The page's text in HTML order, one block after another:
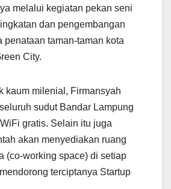
melalui kegiatan pekan seni
dan pengembangan
penataan taman-taman kota
City.
kaum milenial, Firmansyah
sudut Bandar Lampung
gratis. Selain itu juga
akan menyediakan ruang
(co-working space) di setiap
terciptanya Startup